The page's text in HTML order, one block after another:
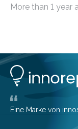
die genau das
Lösungen
Konten auf einen
ihrem Online-
mit der sich
More than 1 year
Eine Marke von